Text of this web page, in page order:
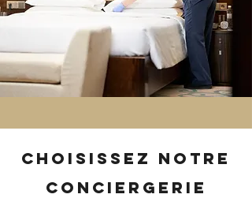
Choisissez notre
conciergerie